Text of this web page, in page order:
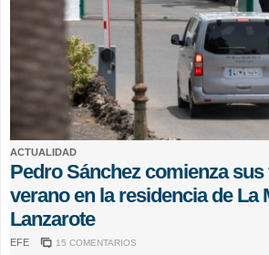
ACTUALIDAD
Pedro Sánchez comienza
verano en la residencia de La
Lanzarote
EFE 15 COMENTARIOS